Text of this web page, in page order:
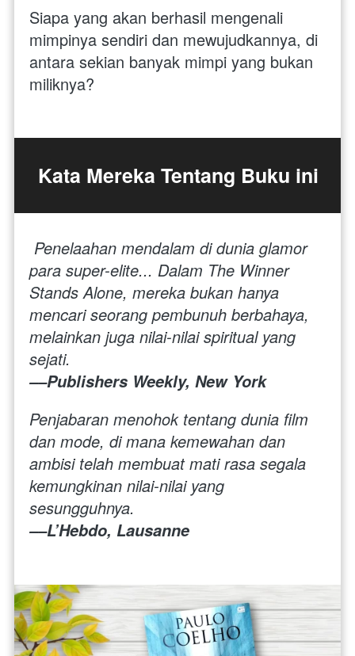
Siapa yang akan berhasil mengenali
mimpinya sendiri dan mewujudkannya, di
antara sekian banyak mimpi yang bukan
miliknya?
Kata Mereka Tentang Buku ini
Penelaahan mendalam di dunia glamor
para super-elite... Dalam The Winner
Stands Alone, mereka bukan hanya
mencari seorang pembunuh berbahaya,
melainkan juga nilai-nilai spiritual yang
sejati.
––Publishers Weekly, New York
Penjabaran menohok tentang dunia film
dan mode, di mana kemewahan dan
ambisi telah membuat mati rasa segala
kemungkinan nilai-nilai yang
sesungguhnya.
––L’Hebdo, Lausanne